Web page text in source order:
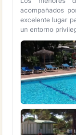
acompañados
excelente lugar
un entorno